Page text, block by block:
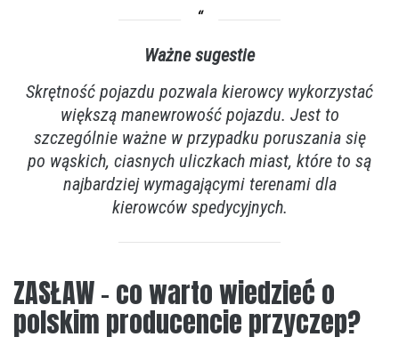
Ważne sugestie
Skrętność pojazdu pozwala kierowcy wykorzystać
większą manewrowość pojazdu. Jest to
szczególnie ważne w przypadku poruszania się
po wąskich, ciasnych uliczkach miast, które to są
najbardziej wymagającymi terenami dla
kierowców spedycyjnych.
ZASŁAW – co warto wiedzieć o
polskim producencie przyczep?